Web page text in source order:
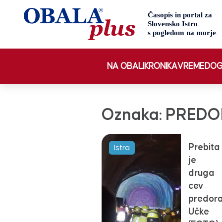
NA OBALI KRONIKAVREME
Oznaka:
Istra
Prebita
je
druga
cev
Učke